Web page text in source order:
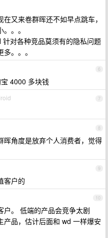
又来卷群晖还不如早点跳车，
。。
对各种竞品莫须有的隐私问题
。。。
6
4000 多块钱
7
8
晖角度是放弃个人消费者，觉得
9
客户的
10
户。 低端的产品会竞争太剧
品，估计后面和 wd 一样爆安